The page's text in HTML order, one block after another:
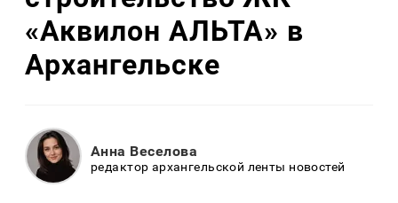
«Аквилон АЛЬТА» в
Архангельске
Анна Веселова
редактор архангельской ленты новостей